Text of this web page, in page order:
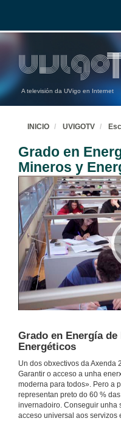
A televisión da UVigo en Internet
INICIO UVIGOTV
Grado en
Mineros y
Grado en Energía
Energéticos
Un dos obxectivos da Axenda
Garantir o acceso a unha
moderna para todos». Pero a
representan preto do 60 %
invernadoiro. Conseguir unha
acceso universal aos servizos